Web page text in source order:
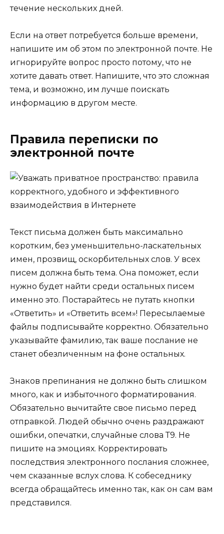
течение нескольких дней.
Если на ответ потребуется больше времени,
напишите им об этом по электронной почте. Не
игнорируйте вопрос просто потому, что не
хотите давать ответ. Напишите, что это сложная
тема, и возможно, им лучше поискать
информацию в другом месте.
Правила переписки по
электронной почте
Текст письма должен быть максимально
коротким, без уменьшительно-ласкательных
имен, прозвищ, оскорбительных слов. У всех
писем должна быть тема. Она поможет, если
нужно будет найти среди остальных писем
именно это. Постарайтесь не путать кнопки
«Ответить» и «Ответить всем»! Пересылаемые
файлы подписывайте корректно. Обязательно
указывайте фамилию, так ваше послание не
станет обезличенным на фоне остальных.
Знаков препинания не должно быть слишком
много, как и избыточного форматирования.
Обязательно вычитайте свое письмо перед
отправкой. Людей обычно очень раздражают
ошибки, опечатки, случайные слова Т9. Не
пишите на эмоциях. Корректировать
последствия электронного послания сложнее,
чем сказанные вслух слова. К собеседнику
всегда обращайтесь именно так, как он сам вам
представился.